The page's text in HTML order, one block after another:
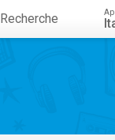
Recherche